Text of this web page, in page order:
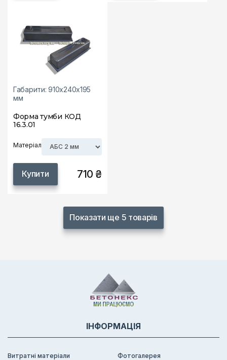
Габарити: 910х240х195
мм
Форма тумби КОД
16.3.01
Матеріал
Купити 710 ₴
Показати ще 5 товарів
ІНФОРМАЦІЯ
Витратні матеріали Фотогалерея